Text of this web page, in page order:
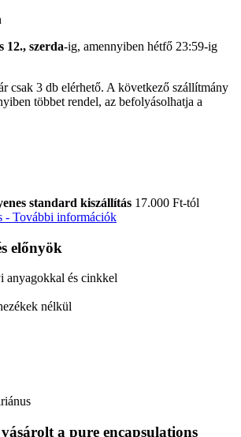
12., szerda-ig, amennyiben hétfő 23:59-ig
csak 3 db elérhető. A következő szállítmány
többet rendel, az befolyásolhatja a
standard kiszállítás 17.000 Ft-tól
- További információk
előnyök
anyagokkal és cinkkel
nélkül
a pure encapsulations